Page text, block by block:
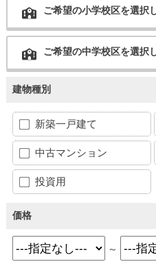
ご希望の小学校区を選択
ご希望の中学校区を選択
建物種別
新築一戸建て
中古マンション
投資用
価格
～